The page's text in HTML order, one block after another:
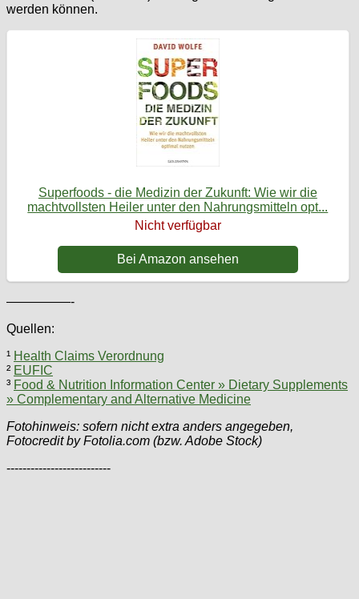
werden können.
Superfoods - die Medizin der Zukunft: Wie wir die
machtvollsten Heiler unter den Nahrungsmitteln opt...
Nicht verfügbar
Bei Amazon ansehen
—————-
Quellen:
¹ Health Claims Verordnung
² EUFIC
³ Food & Nutrition Information Center » Dietary Supplements
» Complementary and Alternative Medicine
Fotohinweis: sofern nicht extra anders angegeben,
Fotocredit by Fotolia.com (bzw. Adobe Stock)
--------------------------